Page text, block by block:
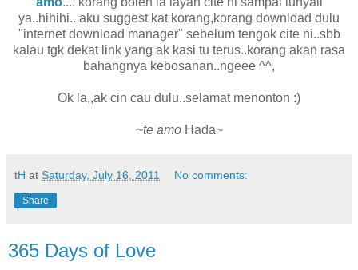
ya..hihihi.. aku suggest kat korang,korang download dulu
"internet download manager" sebelum tengok cite ni..sbb
kalau tgk dekat link yang ak kasi tu terus..korang akan rasa
bahangnya kebosanan..ngeee ^^,
Ok la,,ak cin cau dulu..selamat menonton :)
~te amoHada~
tH at Saturday, July 16, 2011 No comments:
Share
365 Days of Love